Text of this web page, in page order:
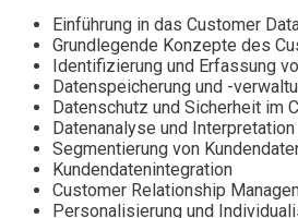
Einführung in das Customer
Grundlegende Konzepte des
Identifizierung und Erfassung
Datenspeicherung und -
Datenschutz und Sicherheit im
Datenanalyse und Interpretation
Segmentierung von
Kundendatenintegration
Customer Relationship
Personalisierung und